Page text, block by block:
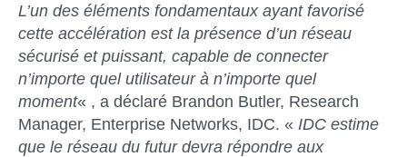
L’un des éléments fondamentaux ayant favorisé
cette accélération est la présence d’un réseau
sécurisé et puissant, capable de connecter
n’importe quel utilisateur à n’importe quel
moment« , a déclaré Brandon Butler, Research
Manager, Enterprise Networks, IDC. « IDC estime
que le réseau du futur devra répondre aux